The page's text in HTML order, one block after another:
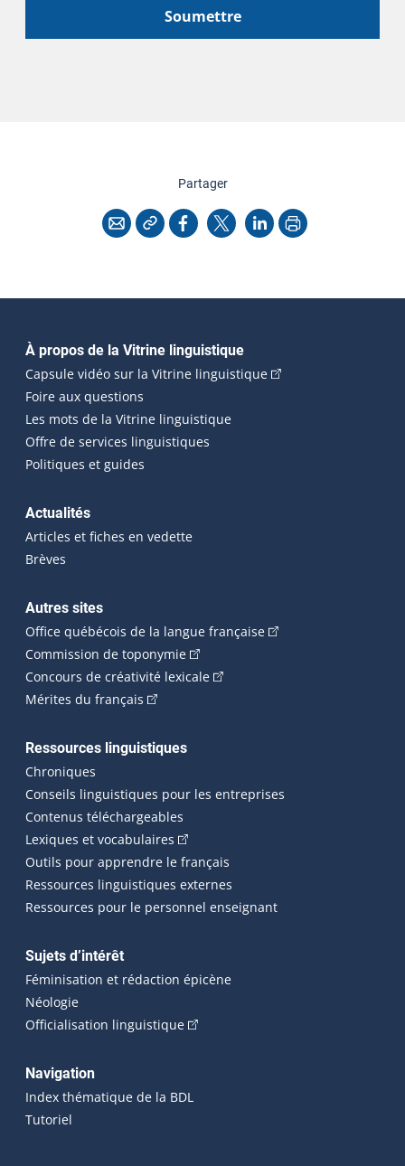
Soumettre
Partagercette page
CourrielCopier l'adresse
Facebook
X LinkedInImprimer
Navigation principale
À propos de la Vitrine linguistique
Capsule vidéo sur la Vitrine linguistique(Cet hyperlien
Foire aux questions
Les mots de la Vitrine linguistique
Offre de services linguistiques
Politiques et guides
Actualités
Articles et fiches en vedette
Brèves
Autres sites
Office québécois de la langue française(Cet hyperlien
Commission de toponymie(Cet hyperlien externe s'ouvrira
Concours de créativité lexicale(Cet hyperlien externe
Mérites du français (Cet hyperlien externe s'ouvrira dans une
Ressources linguistiques
Chroniques
Conseils linguistiques pour les entreprises
Contenus téléchargeables
Lexiques et vocabulaires (Cet hyperlien externe s'ouvrira
Outils pour apprendre le français
Ressources linguistiques externes
Ressources pour le personnel enseignant
Sujets d’intérêt
Féminisation et rédaction épicène
Néologie
Officialisation linguistique(Cet hyperlien externe s'ouvrira
Navigation
Index thématique de la BDL
Tutoriel